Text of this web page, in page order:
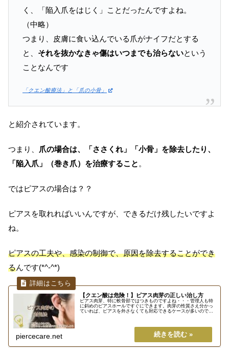
く、「陥入爪をはじく」ことだったんですよね。
（中略）
つまり、皮膚に食い込んでいる爪がナイフだとする
と、 それを抜かなきゃ傷はいつまでも治らないという
ことなんです
「クエン酸療法」と「爪の小骨」
と紹介されています。
つまり、
爪の場合は、「ささくれ」「小骨」を除去したり、
「陥入爪」（巻き爪）を治療すること 。
ではピアスの場合は？？
ピアスを取れればいいんですが、できるだけ残したいですよ
ね。
ピアスの工夫や、感染の制御で、原因を除去することができ
るんです(*^-^*)
【クエン酸は危険！】ピアス肉芽の正しい治し方
ピアス肉芽、特に軟骨部ではつきものですよね・・・管理人も特
に斜めのピアスホールですぐにできます。肉芽の性質さえ分かっ
ていれば、ピアスを外さなくても対応できるケースが多いので、
piercecare.net